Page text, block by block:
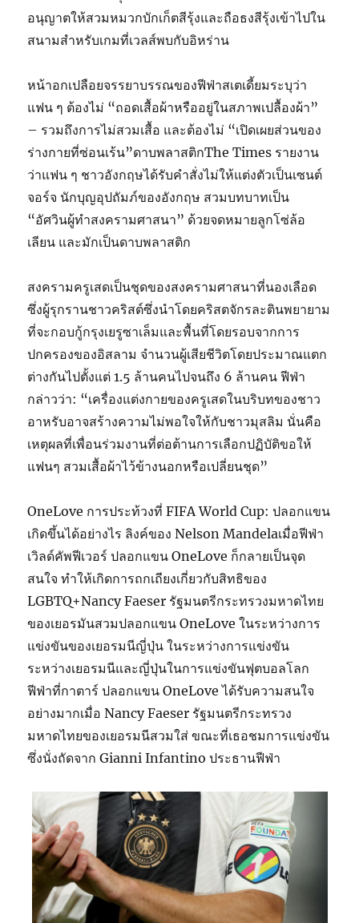
อนุญาตให้สวมหมวกบักเก็ตสีรุ้งและถือธงสีรุ้งเข้าไปใน
สนามสำหรับเกมที่เวลส์พบกับอิหร่าน
หน้าอกเปลือยจรรยาบรรณของฟีฟ่าสเตเดี้ยมระบุว่า
แฟน ๆ ต้องไม่ “ถอดเสื้อผ้าหรืออยู่ในสภาพเปลื้องผ้า”
– รวมถึงการไม่สวมเสื้อ และต้องไม่ “เปิดเผยส่วนของ
ร่างกายที่ซ่อนเร้น”ดาบพลาสติกThe Times รายงาน
ว่าแฟน ๆ ชาวอังกฤษได้รับคำสั่งไม่ให้แต่งตัวเป็นเซนต์
จอร์จ นักบุญอุปถัมภ์ของอังกฤษ สวมบทบาทเป็น
“อัศวินผู้ทำสงครามศาสนา” ด้วยจดหมายลูกโซ่ล้อ
เลียน และมักเป็นดาบพลาสติก
สงครามครูเสดเป็นชุดของสงครามศาสนาที่นองเลือด
ซึ่งผู้รุกรานชาวคริสต์ซึ่งนำโดยคริสตจักรละตินพยายาม
ที่จะกอบกู้กรุงเยรูซาเล็มและพื้นที่โดยรอบจากการ
ปกครองของอิสลาม จำนวนผู้เสียชีวิตโดยประมาณแตก
ต่างกันไปตั้งแต่ 1.5 ล้านคนไปจนถึง 6 ล้านคน ฟีฟ่า
กล่าวว่า: “เครื่องแต่งกายของครูเสดในบริบทของชาว
อาหรับอาจสร้างความไม่พอใจให้กับชาวมุสลิม นั่นคือ
เหตุผลที่เพื่อนร่วมงานที่ต่อต้านการเลือกปฏิบัติขอให้
แฟนๆ สวมเสื้อผ้าไว้ข้างนอกหรือเปลี่ยนชุด”
OneLove การประท้วงที่ FIFA World Cup: ปลอกแขน
เกิดขึ้นได้อย่างไร ลิงค์ของ Nelson Mandelaเมื่อฟีฟ่า
เวิลด์คัพฟีเวอร์ ปลอกแขน OneLove ก็กลายเป็นจุด
สนใจ ทำให้เกิดการถกเถียงเกี่ยวกับสิทธิของ
LGBTQ+Nancy Faeser รัฐมนตรีกระทรวงมหาดไทย
ของเยอรมันสวมปลอกแขน OneLove ในระหว่างการ
แข่งขันของเยอรมนีญี่ปุ่น ในระหว่างการแข่งขัน
ระหว่างเยอรมนีและญี่ปุ่นในการแข่งขันฟุตบอลโลก
ฟีฟ่าที่กาตาร์ ปลอกแขน OneLove ได้รับความสนใจ
อย่างมากเมื่อ Nancy Faeser รัฐมนตรีกระทรวง
มหาดไทยของเยอรมนีสวมใส่ ขณะที่เธอชมการแข่งขัน
ซึ่งนั่งถัดจาก Gianni Infantino ประธานฟีฟ่า